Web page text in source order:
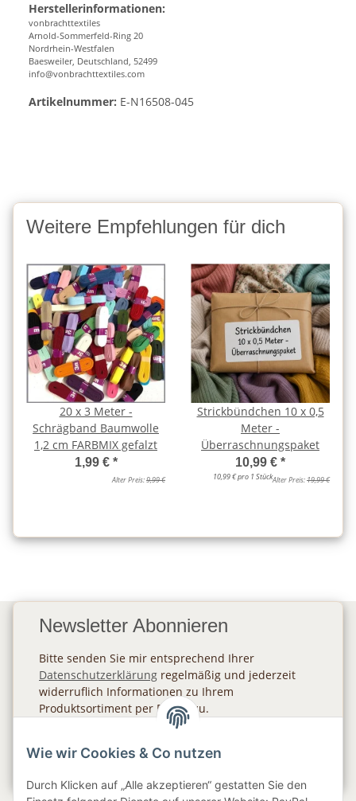
Herstellerinformationen:
vonbrachttextiles
Arnold-Sommerfeld-Ring 20
Nordrhein-Westfalen
Baesweiler, Deutschland, 52499
info@vonbrachttextiles.com
Artikelnummer: E-N16508-045
Weitere Empfehlungen für dich
20 x 3 Meter -
Schrägband Baumwolle
1,2 cm FARBMIX gefalzt
1,99 € *
Alter Preis:9,99 €
Strickbündchen 10 x 0,5
Meter -
Überraschnungspaket
10,99 € *
10,99 € pro 1 StückAlter Preis:19,99 €
Newsletter Abonnieren
Bitte senden Sie mir entsprechend Ihrer
Datenschutzerklärung regelmäßig und jederzeit
widerruflich Informationen zu Ihrem
Produktsortiment per E-Mail zu.
Wie wir Cookies & Co nutzen
Durch Klicken auf „Alle akzeptieren“ gestatten Sie den